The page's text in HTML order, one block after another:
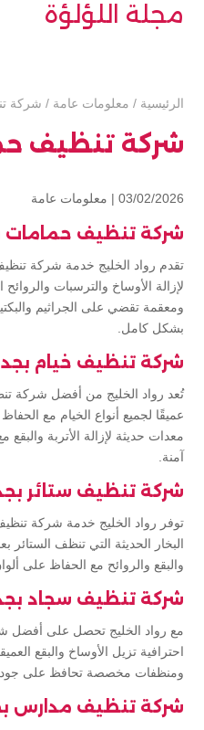
مجلة اللؤلؤة
الرئيسية / معلومات عامة / شركة
شركة تنظيف
03/02/2026 | معلومات عامة
شركة تنظيف حمامات
تقدم رواد الخليج خدمة شركة
لإزالة الأوساخ والترسبات
ومعقمة تقضي على الجراثيم
بشكل كامل.
شركة تنظيف خيام
تُعد رواد الخليج من أفضل شركة
عميقًا لجميع أنواع الخيام مع
معدات حديثة لإزالة الأتربة والبقع
آمنة.
شركة تنظيف ستائر
توفر رواد الخليج خدمة شركة
البخار الحديثة التي تنظف الستائر
والبقع والروائح مع الحفاظ على
شركة تنظيف سجاد
مع رواد الخليج تحصل على أفضل
احترافية تزيل الأوساخ والبقع
ومنظفات مخصصة تحافظ على جودة
شركة تنظيف مدارس